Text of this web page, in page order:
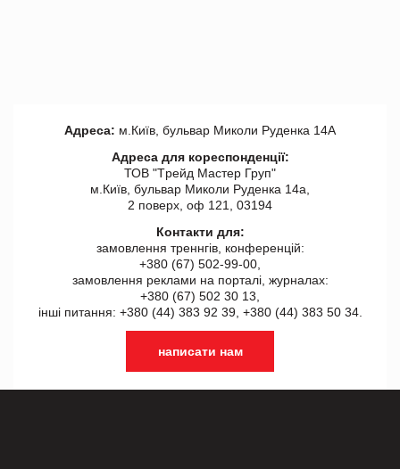
Адреса: м.Київ, бульвар Миколи Руденка 14А
Адреса для кореспонденції:
ТОВ "Tрейд Мастер Груп"
м.Київ, бульвар Миколи Руденка 14а,
2 поверх, оф 121, 03194
Контакти для:
замовлення треннгів, конференцій:
+380 (67) 502-99-00,
замовлення реклами на порталі, журналах:
+380 (67) 502 30 13,
інші питання: +380 (44) 383 92 39, +380 (44) 383 50 34.
написати нам